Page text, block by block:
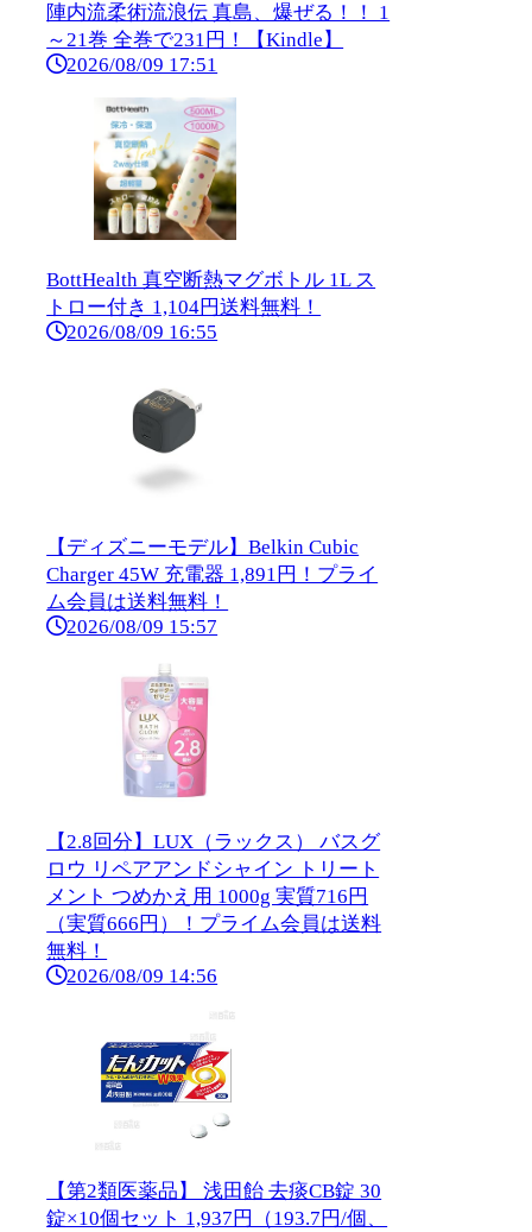
陣内流柔術流浪伝 真島、爆ぜる！！ 1
～21巻 全巻で231円！【Kindle】
2026/08/09 17:51
BottHealth 真空断熱マグボトル 1L ス
トロー付き 1,104円送料無料！
2026/08/09 16:55
【ディズニーモデル】Belkin Cubic
Charger 45W 充電器 1,891円！プライ
ム会員は送料無料！
2026/08/09 15:57
【2.8回分】LUX（ラックス） バスグ
ロウ リペアアンドシャイン トリート
メント つめかえ用 1000g 実質716円
（実質666円）！プライム会員は送料
無料！
2026/08/09 14:56
【第2類医薬品】 浅田飴 去痰CB錠 30
錠×10個セット 1,937円（193.7円/個、